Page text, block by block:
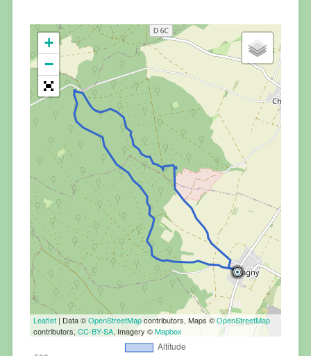
+
−
Leaflet| Data ©OpenStreetMapcontributors, Maps ©OpenStreetMap
contributors, CC-BY-SA, Imagery ©Mapbox